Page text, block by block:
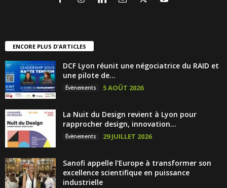
ENCORE PLUS D'ARTICLES
DCF Lyon réunit une négociatrice du RAID et
une pilote de...
Évènements 5 AOÛT 2026
La Nuit du Design revient à Lyon pour
rapprocher design, innovation...
Évènements 29 JUILLET 2026
Sanofi appelle l’Europe à transformer son
excellence scientifique en puissance
industrielle